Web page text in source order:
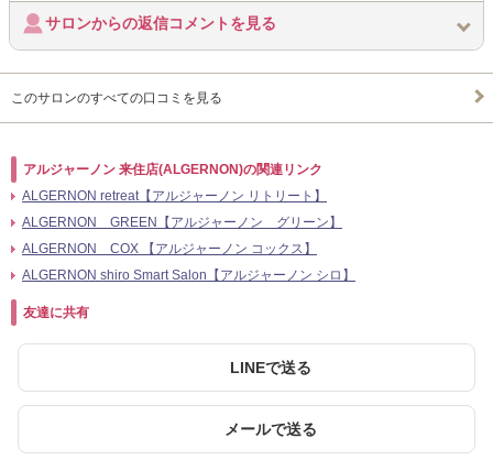
サロンからの返信コメントを見る
このサロンのすべての口コミを見る
アルジャーノン 来住店(ALGERNON)の関連リンク
ALGERNON retreat【アルジャーノン リトリート】
ALGERNON GREEN【アルジャーノン グリーン】
ALGERNON COX 【アルジャーノン コックス】
ALGERNON shiro Smart Salon【アルジャーノン シロ】
友達に共有
LINEで送る
メールで送る